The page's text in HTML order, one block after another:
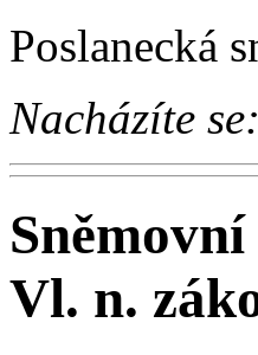
Poslanecká
Nacházíte se:
Vl. n.